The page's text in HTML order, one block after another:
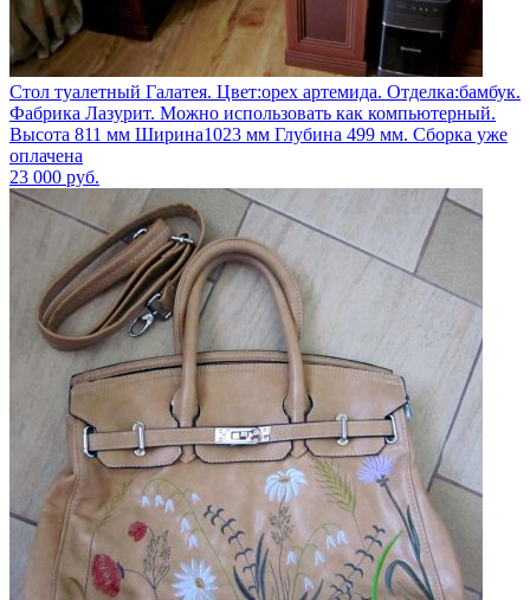
Стол туалетный Галатея. Цвет:орех артемида. Отделка:бамбук.
Фабрика Лазурит. Можно использовать как компьютерный.
Высота 811 мм Ширина1023 мм Глубина 499 мм. Сборка уже
оплачена
23 000 руб.